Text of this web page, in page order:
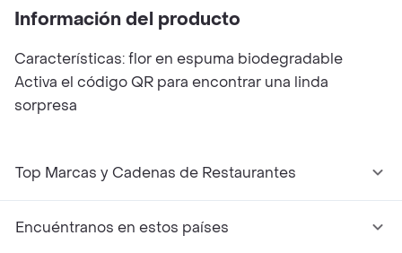
Información del producto
Características: flor en espuma biodegradable
Activa el código QR para encontrar una linda
sorpresa
Top Marcas y Cadenas de Restaurantes
Encuéntranos en estos países